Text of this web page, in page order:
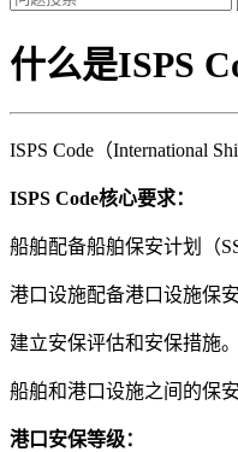
什么是ISPS
ISPS Code（International
ISPS Code核心要求：
船舶配备船舶保安计划（
港口设施配备港口设施保
建立安保评估和安保措施。
船舶和港口设施之间的保
港口安保等级：